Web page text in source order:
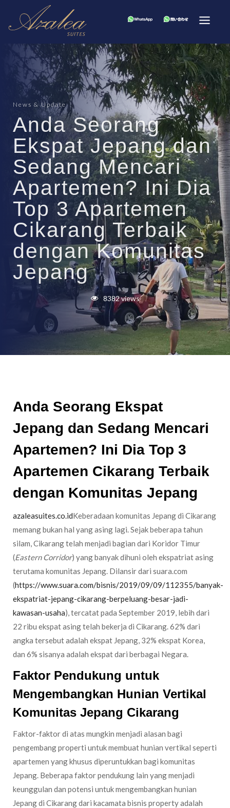
News & Update
Anda Seorang
Ekspat Jepang dan
Sedang Mencari
Apartemen? Ini Dia
Top 3 Apartemen
Cikarang Terbaik
dengan Komunitas
Jepang
8382 views
Anda Seorang Ekspat
Jepang dan Sedang Mencari
Apartemen? Ini Dia Top 3
Apartemen Cikarang Terbaik
dengan Komunitas Jepang
azaleasuites.co.idKeberadaan komunitas Jepang di Cikarang
memang bukan hal yang asing lagi. Sejak beberapa tahun
silam, Cikarang telah menjadi bagian dari Koridor Timur
(Eastern Corridor) yang banyak dihuni oleh ekspatriat asing
terutama komunitas Jepang. Dilansir dari suara.com
(https://www.suara.com/bisnis/2019/09/09/112355/banyak-
ekspatriat-jepang-cikarang-berpeluang-besar-jadi-
kawasan-usaha), tercatat pada September 2019, lebih dari
22 ribu ekspat asing telah bekerja di Cikarang. 62% dari
angka tersebut adalah ekspat Jepang, 32% ekspat Korea,
dan 6% sisanya adalah ekspat dari berbagai Negara.
Faktor Pendukung untuk
Mengembangkan Hunian Vertikal
Komunitas Jepang Cikarang
Faktor-faktor di atas mungkin menjadi alasan bagi
pengembang properti untuk membuat hunian vertikal seperti
apartemen yang khusus diperuntukkan bagi komunitas
Jepang. Beberapa faktor pendukung lain yang menjadi
keunggulan dan potensi untuk mengembangkan hunian
Jepang di Cikarang dari kacamata bisnis property adalah